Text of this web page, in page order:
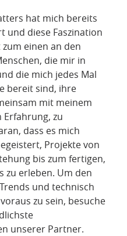
hat mich bereits
und diese Faszination
einen an den
die mir in
die mich jedes Mal
bereit sind, ihre
mit meinem
Erfahrung, zu
dass es mich
Projekte von
bis zum fertigen,
zu erleben. Um den
und technisch
zu sein, besuche
unserer Partner.